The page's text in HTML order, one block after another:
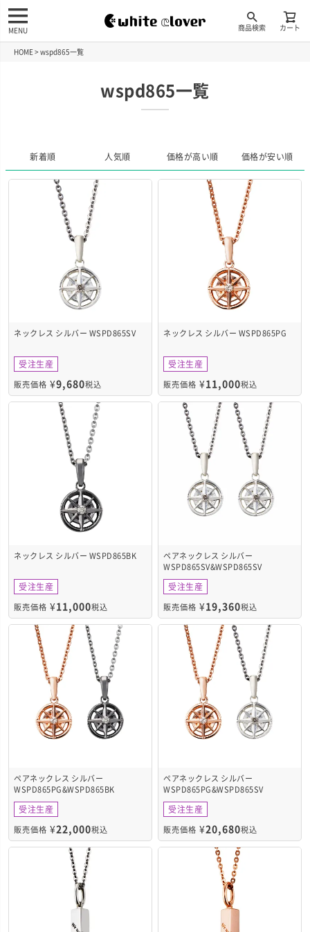
商品検索 カート
MENU
HOME wspd865一覧
wspd865一覧
新着順 人気順 価格が高い順 価格が安い順
ネックレス シルバー WSPD865SV
受注生産
販売価格 ¥9,680税込
ネックレス シルバー WSPD865PG
受注生産
販売価格 ¥11,000税込
ネックレス シルバー WSPD865BK
受注生産
販売価格 ¥11,000税込
ペアネックレス シルバー
WSPD865SV&WSPD865SV
受注生産
販売価格 ¥19,360税込
ペアネックレス シルバー
WSPD865PG&WSPD865BK
受注生産
販売価格 ¥22,000税込
ペアネックレス シルバー
WSPD865PG&WSPD865SV
受注生産
販売価格 ¥20,680税込